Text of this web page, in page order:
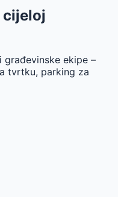
cijeloj
građevinske ekipe –
tvrtku, parking za